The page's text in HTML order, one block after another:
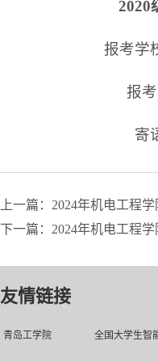
2020
报考学
报
寄
上一篇：2024年机电工程
下一篇：2024年机电工程学
友情链接
青岛工学院 全国大学生智